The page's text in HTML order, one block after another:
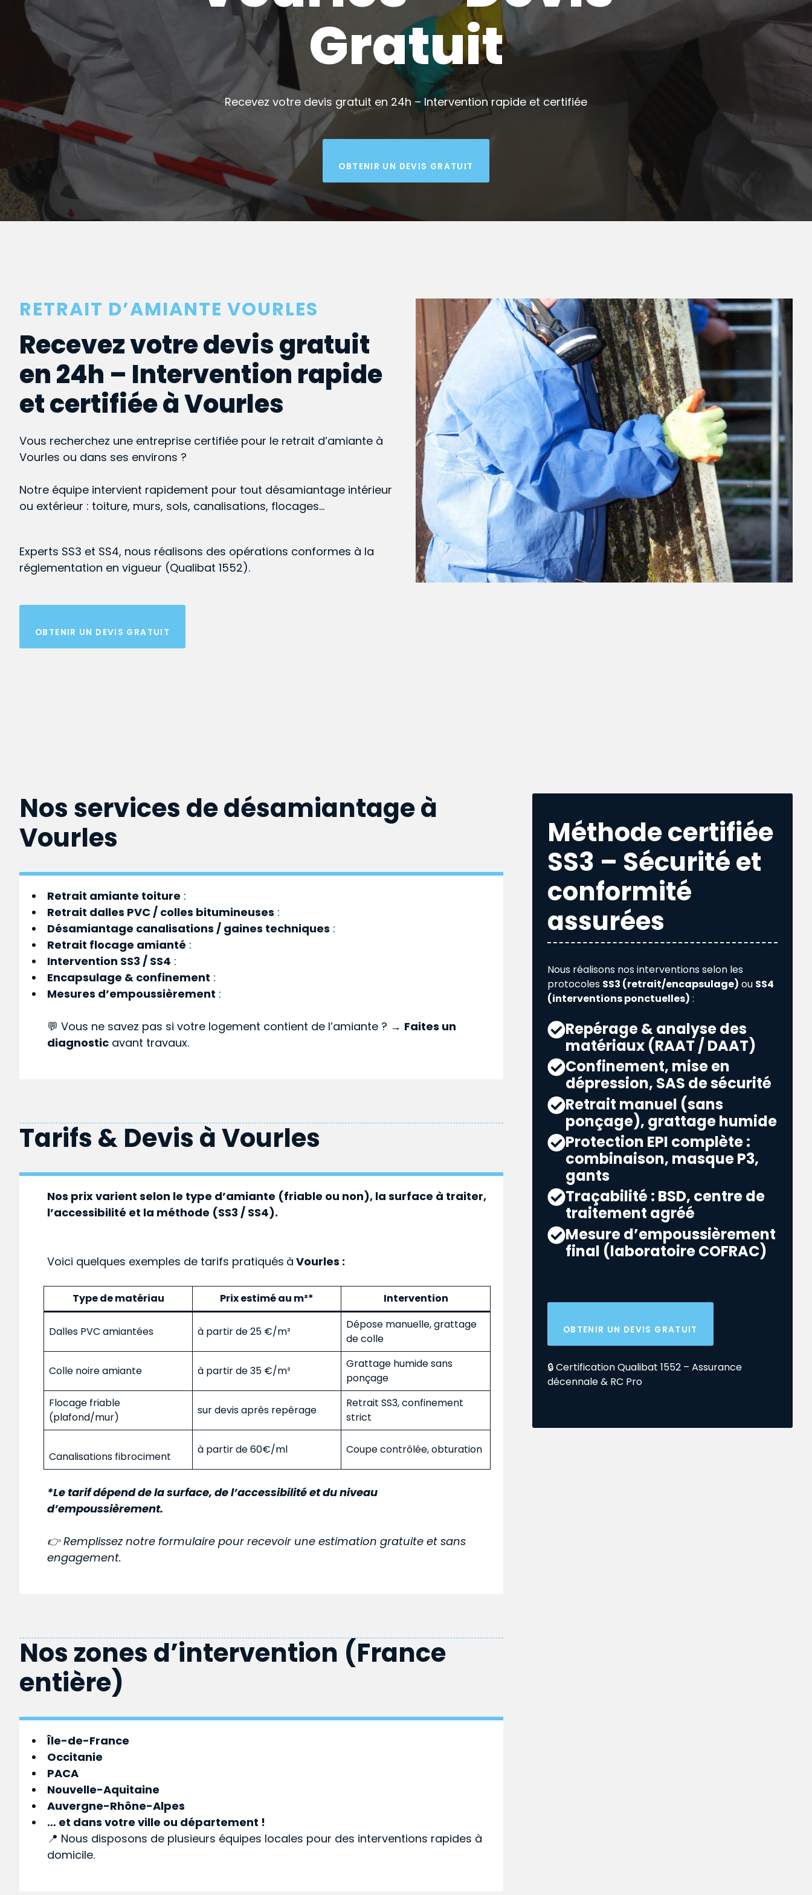
Gratuit
Recevez votre devis gratuit en 24h – Intervention rapide et certifiée
OBTENIR UN DEVIS GRATUIT
RETRAIT D’AMIANTE VOURLES
Recevez votre devis gratuit
en 24h – Intervention rapide
et certifiée à Vourles
Vous recherchez une entreprise certifiée pour le retrait d’amiante à
Vourles ou dans ses environs ?
Notre équipe intervient rapidement pour tout désamiantage intérieur
ou extérieur : toiture, murs, sols, canalisations, flocages…
Experts SS3 et SS4, nous réalisons des opérations conformes à la
réglementation en vigueur (Qualibat 1552).
OBTENIR UN DEVIS GRATUIT
Nos services de désamiantage à
Vourles
Retrait amiante toiture :
Retrait dalles PVC / colles bitumineuses :
Désamiantage canalisations / gaines techniques :
Retrait flocage amianté :
Intervention SS3 / SS4 :
Encapsulage & confinement :
Mesures d’empoussièrement :
💬 Vous ne savez pas si votre logement contient de l’amiante ? → Faites un
diagnostic avant travaux.
Tarifs & Devis àVourles
Nos prix varient selon le type d’amiante (friable ou non), la surface à traiter,
l’accessibilité et la méthode (SS3 / SS4).
Voici quelques exemples de tarifs pratiqués à Vourles :
Type de matériau Prix estimé au m²* Intervention
Dalles PVC amiantées à partir de 25 €/m²
Dépose manuelle, grattage
de colle
Colle noire amiante à partir de 35 €/m²
Grattage humide sans
ponçage
Flocage friable
(plafond/mur)
sur devis après repérage
Retrait SS3, confinement
strict
Canalisations fibrociment
à partir de 60€/ml Coupe contrôlée, obturation
*Le tarif dépend de la surface, de l’accessibilité et du niveau
d’empoussièrement.
👉 Remplissez notre formulaire pour recevoir une estimation gratuite et sans
engagement.
Nos zones d’intervention (France
entière)
Île-de-France
Occitanie
PACA
Nouvelle-Aquitaine
Auvergne-Rhône-Alpes
… et dans votreville ou département !
📍 Nous disposons de plusieurs équipes locales pour des interventions rapides à
domicile.
Méthode certifiée
SS3 – Sécurité et
conformité
assurées
Nous réalisons nos interventions selon les
protocoles SS3 (retrait/encapsulage) ou SS4
(interventions ponctuelles) :
Repérage & analyse des
matériaux (RAAT / DAAT)
Confinement, mise en
dépression, SAS de sécurité
Retrait manuel (sans
ponçage), grattage humide
Protection EPI complète :
combinaison, masque P3,
gants
Traçabilité : BSD, centre de
traitement agréé
Mesure d’empoussièrement
final (laboratoire COFRAC)
OBTENIR UN DEVIS GRATUIT
🔒 Certification Qualibat 1552 – Assurance
décennale & RC Pro